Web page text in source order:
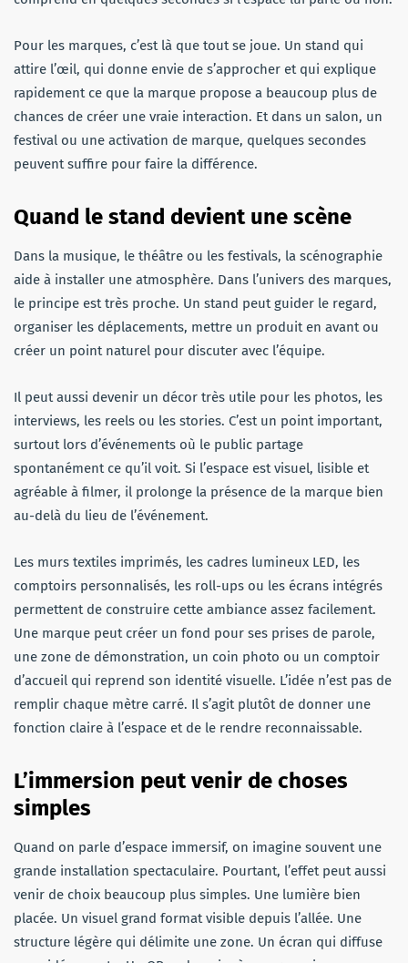
Pour les marques, c’est là que tout se joue. Un stand qui
attire l’œil, qui donne envie de s’approcher et qui explique
rapidement ce que la marque propose a beaucoup plus de
chances de créer une vraie interaction. Et dans un salon, un
festival ou une activation de marque, quelques secondes
peuvent suffire pour faire la différence.
Quand le stand devient une scène
Dans la musique, le théâtre ou les festivals, la scénographie
aide à installer une atmosphère. Dans l’univers des marques,
le principe est très proche. Un stand peut guider le regard,
organiser les déplacements, mettre un produit en avant ou
créer un point naturel pour discuter avec l’équipe.
Il peut aussi devenir un décor très utile pour les photos, les
interviews, les reels ou les stories. C’est un point important,
surtout lors d’événements où le public partage
spontanément ce qu’il voit. Si l’espace est visuel, lisible et
agréable à filmer, il prolonge la présence de la marque bien
au-delà du lieu de l’événement.
Les murs textiles imprimés, les cadres lumineux LED, les
comptoirs personnalisés, les roll-ups ou les écrans intégrés
permettent de construire cette ambiance assez facilement.
Une marque peut créer un fond pour ses prises de parole,
une zone de démonstration, un coin photo ou un comptoir
d’accueil qui reprend son identité visuelle. L’idée n’est pas de
remplir chaque mètre carré. Il s’agit plutôt de donner une
fonction claire à l’espace et de le rendre reconnaissable.
L’immersion peut venir de choses
simples
Quand on parle d’espace immersif, on imagine souvent une
grande installation spectaculaire. Pourtant, l’effet peut aussi
venir de choix beaucoup plus simples. Une lumière bien
placée. Un visuel grand format visible depuis l’allée. Une
structure légère qui délimite une zone. Un écran qui diffuse